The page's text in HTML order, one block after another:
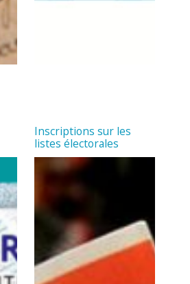
Inscriptions sur les
listes électorales